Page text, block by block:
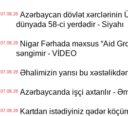
07.08.26Azərbaycan dövlət xərclərinin
dünyada 58-ci yerdədir - Siyahı
07.08.26Nigar Fərhada məxsus “Aid
səngimir - VİDEO
07.08.26Əhalimizin yarısı bu
07.08.26Azərbaycanda işçi axtarılır -
07.08.26Kartdan istədiyiniz qədər